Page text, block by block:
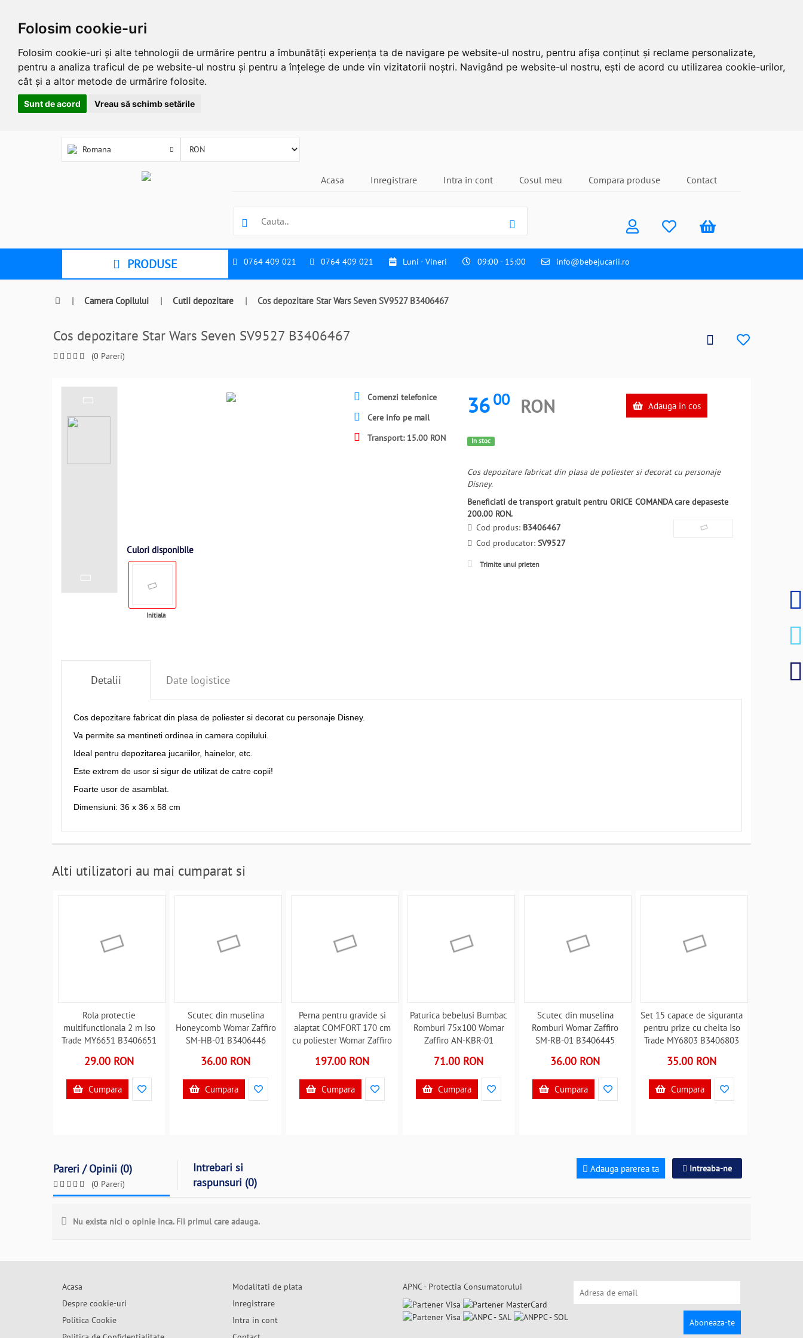
Folosim cookie-uri
Folosim cookie-uri și alte tehnologii de urmărire pentru a îmbunătăți experiența ta de navigare pe website-ul nostru, pentru afișa conținut și reclame personalizate,
pentru a analiza traficul de pe website-ul nostru și pentru a înțelege de unde vin vizitatorii noștri. Navigând pe website-ul nostru, ești de acord cu utilizarea cookie-urilor,
cât și a altor metode de urmărire folosite.
Sunt de acord Vreau să schimb setările
Romana
Acasa Inregistrare Intra in cont Cosul meu Compara produse Contact
PRODUSE 0764 409 021 0764 409 021 Luni - Vineri 09:00 - 15:00 info@bebejucarii.ro
| Camera Copilului | Cutii depozitare | Cos depozitare Star Wars Seven SV9527 B3406467
Cos depozitare Star Wars Seven SV9527 B3406467
(0 Pareri)
Culori disponibile
Initiala
Comenzi telefonice
Cere info pe mail
Transport: 15.00 RON
3600 RON Adauga in cos
In stoc
Cos depozitare fabricat din plasa de poliester si decorat cu personaje
Disney.
Beneficiati de transport gratuit pentru ORICE COMANDA care depaseste
200.00 RON.
Cod produs: B3406467
Cod producator: SV9527
Trimite unui prieten
Detalii Date logistice
Cos depozitare fabricat din plasa de poliester si decorat cu personaje Disney.
Va permite sa mentineti ordinea in camera copilului.
Ideal pentru depozitarea jucariilor, hainelor, etc.
Este extrem de usor si sigur de utilizat de catre copii!
Foarte usor de asamblat.
Dimensiuni: 36 x 36 x 58 cm
Alti utilizatori au mai cumparat si
Rola protectie
multifunctionala 2 m Iso
Trade MY6651 B3406651
29.00 RON
Cumpara
Scutec din muselina
Honeycomb Womar Zaffiro
SM-HB-01 B3406446
36.00 RON
Cumpara
Perna pentru gravide si
alaptat COMFORT 170 cm
cu poliester Womar Zaffiro
197.00 RON
Cumpara
Paturica bebelusi Bumbac
Romburi 75x100 Womar
Zaffiro AN-KBR-01
71.00 RON
Cumpara
Scutec din muselina
Romburi Womar Zaffiro
SM-RB-01 B3406445
36.00 RON
Cumpara
Set 15 capace de siguranta
pentru prize cu cheita Iso
Trade MY6803 B3406803
35.00 RON
Cumpara
Pareri / Opinii (0)
(0 Pareri)
Intrebari si
raspunsuri (0)
Adauga parerea ta Intreaba-ne
Nu exista nici o opinie inca. Fii primul care adauga.
Acasa
Despre cookie-uri
Politica Cookie
Modalitati de plata
Inregistrare
Intra in cont
APNC - Protectia Consumatorului
Aboneaza-te